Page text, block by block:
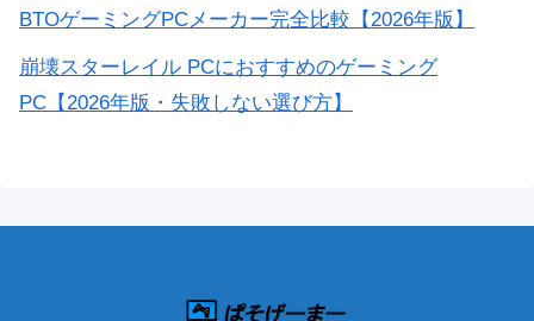
BTOゲーミングPCメーカー完全比較【2026年版】
崩壊スターレイル PCにおすすめのゲーミング
PC【2026年版・失敗しない選び方】